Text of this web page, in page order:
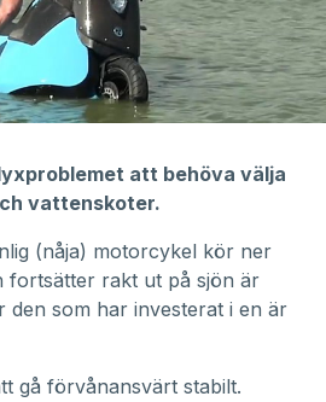
att behöva välja
vattenskoter.
(nåja) motorcykel kör ner
fortsätter rakt ut på sjön är
som har investerat i en är
gå förvånansvärt stabilt.